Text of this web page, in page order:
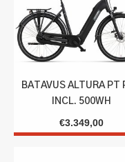
BATAVUS ALTURA PT
INCL. 500WH
€3.349,00